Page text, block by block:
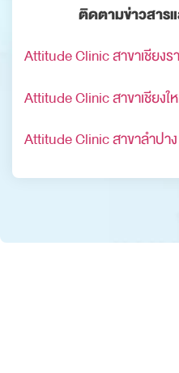
ติดตามข่าวสารแ
Attitude Clinic สาขาเชียงร
Attitude Clinic สาขาเชียงใ
Attitude Clinic สาขาลำปาง